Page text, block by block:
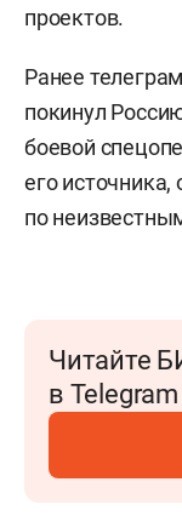
проектов.
Ранее
покинул
боевой
его
по
Читайте
в Telegram